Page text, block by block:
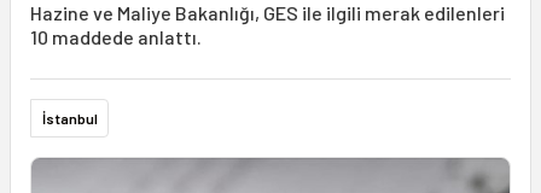
Hazine ve Maliye Bakanlığı, GES ile ilgili merak edilenleri
10 maddede anlattı.
İstanbul